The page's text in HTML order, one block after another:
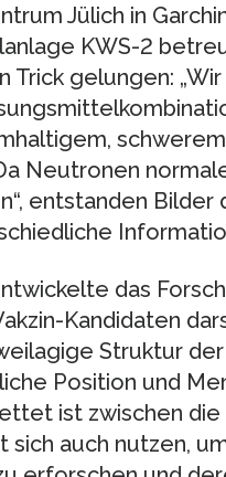
Jülich in
KWS-2
Trick gelungen:
Neutronen
entstanden
das
Kandidaten
Struktur
Position und
ist zwischen die
sich auch nutzen,